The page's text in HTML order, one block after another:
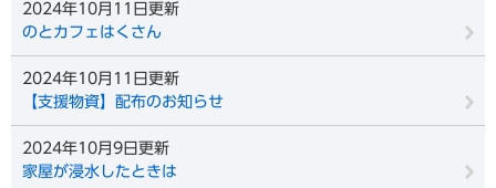
2024年10月11日更新
のとカフェはくさん
2024年10月11日更新
【支援物資】配布のお知らせ
2024年10月9日更新
家屋が浸水したときは